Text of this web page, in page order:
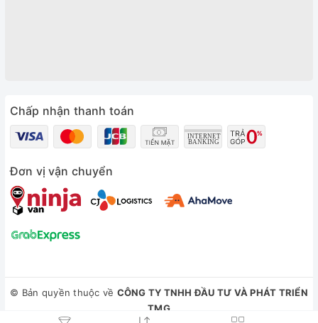
Chấp nhận thanh toán
Đơn vị vận chuyển
© Bản quyền thuộc về CÔNG TY TNHH ĐẦU TƯ VÀ PHÁT TRIỂN
TMG